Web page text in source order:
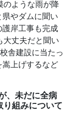
のような雨が降
やダムに聞い
護岸工事も完成
大丈夫だと聞い
舎建設に当たっ
嵩上げするなど
、未だに全病
り組みについて